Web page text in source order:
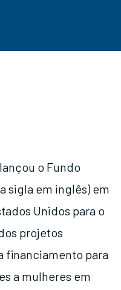
o Fundo
sigla em inglês) em
Unidos para o
projetos
financiamento para
a mulheres em